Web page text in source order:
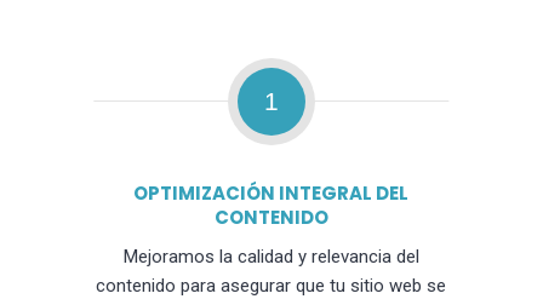
1
OPTIMIZACIÓN INTEGRAL DEL
CONTENIDO
Mejoramos la calidad y relevancia del
contenido para asegurar que tu sitio web se